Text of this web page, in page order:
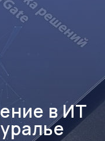
в ИТ